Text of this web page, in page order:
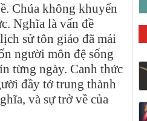
Chúa không khuyến
Nghĩa là vấn đề
sử tôn giáo đã mải
người môn đệ sống
từng ngày. Canh thức
đầy tớ trung thành
và sự trở về của